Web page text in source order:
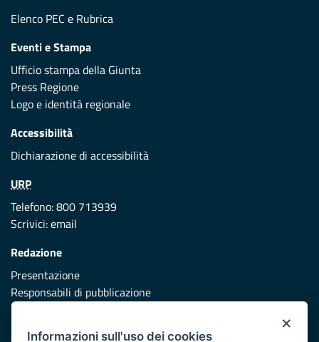
Elenco PEC e Rubrica
Eventi e Stampa
Ufficio stampa della Giunta
Press Regione
Logo e identità regionale
Accessibilità
Dichiarazione di accessibilità
URP
Telefono: 800 713939
Scrivici:email
Redazione
Presentazione
Responsabili di pubblicazione
×
Informazioni sull'uso dei cookies